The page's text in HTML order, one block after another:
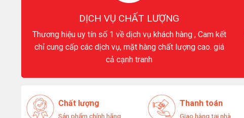
DỊCH VỤ CHẤT LƯỢNG
Thương hiệu uy tín số 1 về dịch vụ khách hàng , Cam kết
chỉ cung cấp các dịch vụ, mặt hàng chất lượng cao. giá
cả cạnh tranh
Chất lượng
Sản phẩm chính hãng
Thanh toán
Giao hàng tại nhà